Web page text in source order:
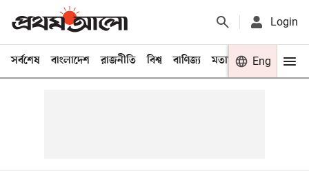
Login
সর্বশেষ বাংলাদেশ রাজনীতি বিশ্ব বাণিজ্য মতামত খেলা
Eng